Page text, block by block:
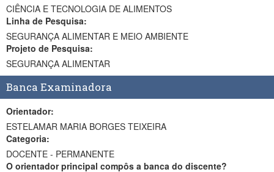
CIÊNCIA E TECNOLOGIA DE ALIMENTOS
Linha de Pesquisa:
SEGURANÇA ALIMENTAR E MEIO AMBIENTE
Projeto de Pesquisa:
SEGURANÇA ALIMENTAR
Banca Examinadora
Orientador:
ESTELAMAR MARIA BORGES TEIXEIRA
Categoria:
DOCENTE - PERMANENTE
O orientador principal compôs a banca do discente?